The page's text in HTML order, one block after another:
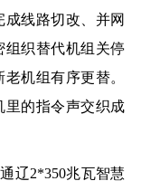
线路切改、并网
组织替代机组关停
机组有序更替。
里的指令声交织成
辽2*350兆瓦智慧